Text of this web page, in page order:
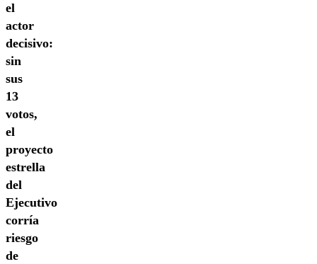
el
actor
decisivo:
sin
sus
13
votos,
el
proyecto
estrella
del
Ejecutivo
corría
riesgo
de